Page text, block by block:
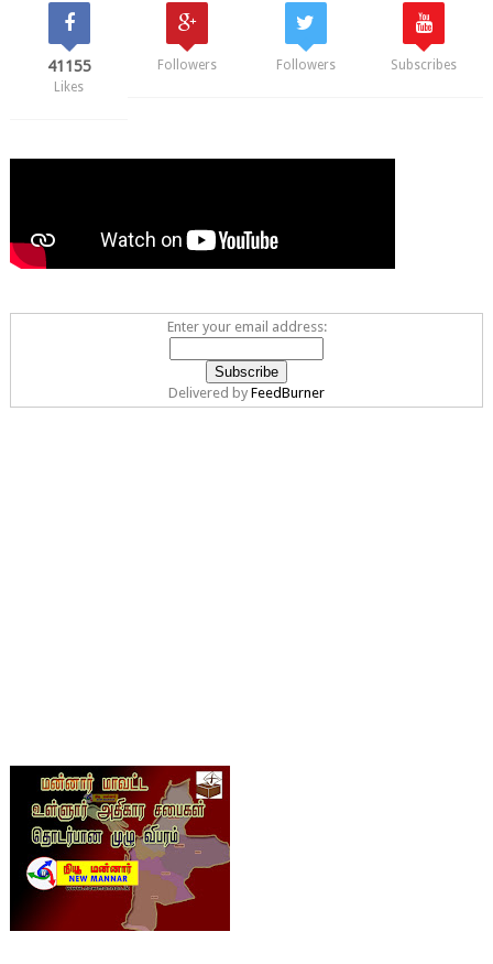
41155
Likes
Followers Followers Subscribes
Enter your email address:
Delivered by FeedBurner